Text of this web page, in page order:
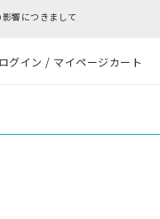
響につきまして
ログイン / マイページカート